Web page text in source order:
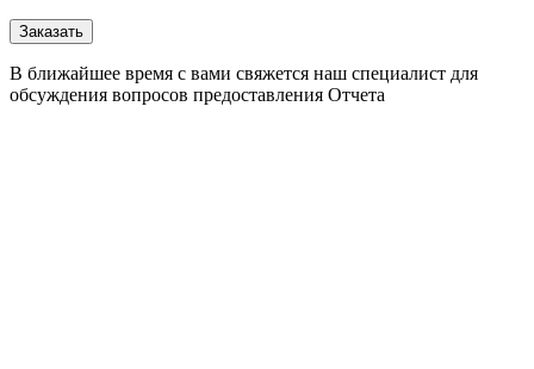
В ближайшее время с вами свяжется наш специалист для
обсуждения вопросов предоставления Отчета